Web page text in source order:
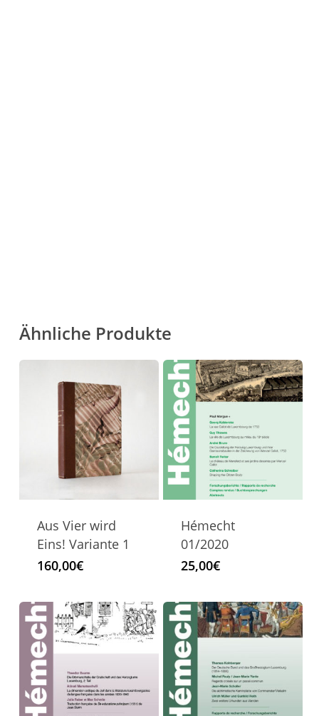
Ähnliche Produkte
Aus Vier wird
Eins! Variante 1
160,00€
Hémecht
01/2020
25,00€